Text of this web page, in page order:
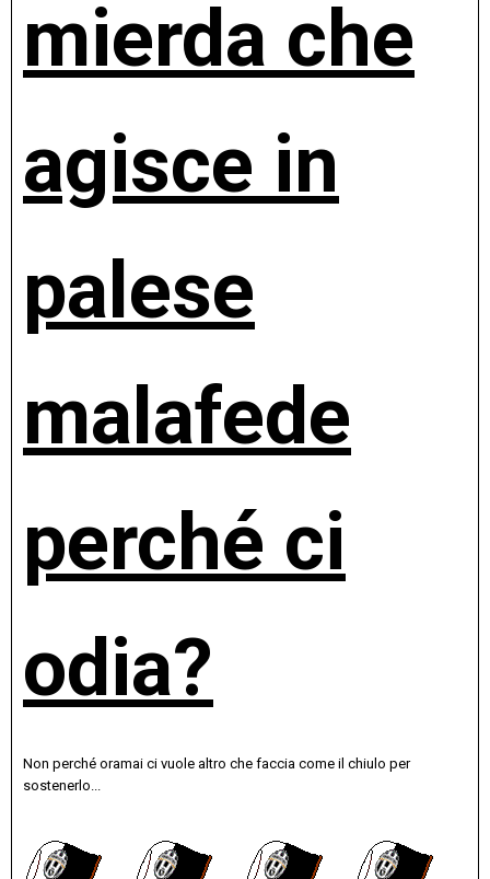
mierda che
agisce in
palese
malafede
perché ci
odia?
Non perché oramai ci vuole altro che faccia come il chiulo per
sostenerlo...